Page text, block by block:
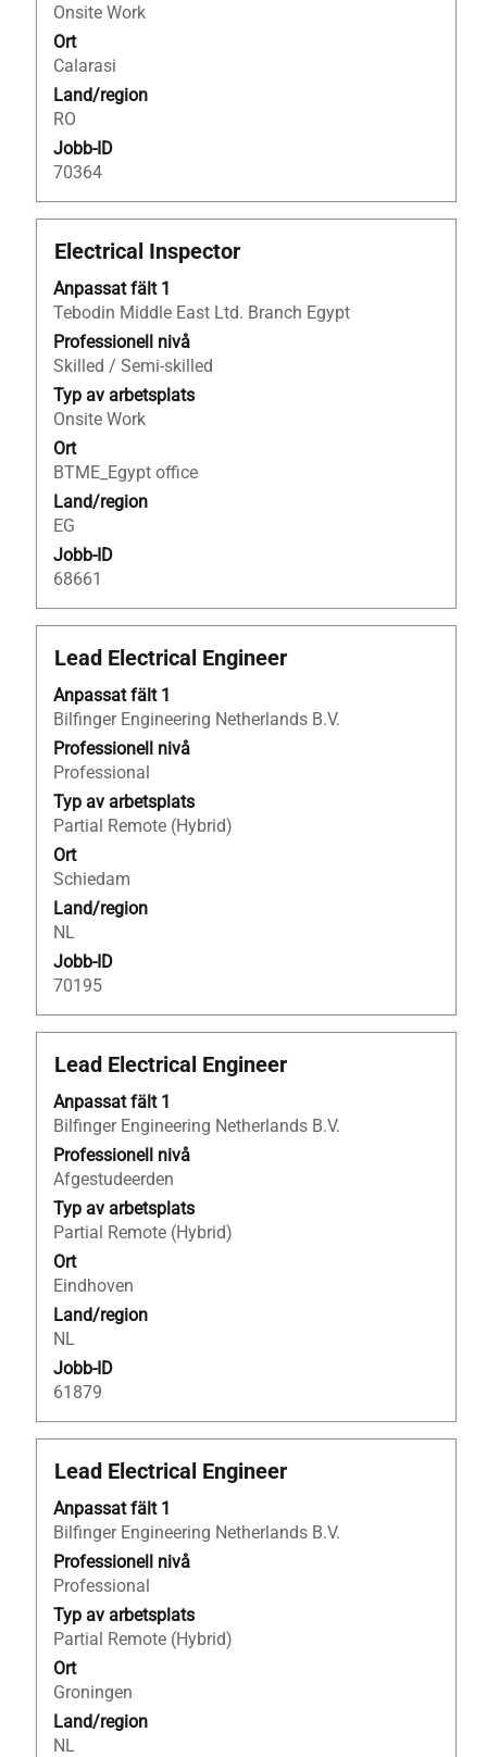
Onsite Work
Ort
Calarasi
Land/region
RO
Jobb-ID
70364
jobbeskrivningen.
Titel
Electrical Inspector
Anpassat fält 1
Tebodin Middle East Ltd. Branch Egypt
Professionell nivå
Skilled / Semi-skilled
Typ av arbetsplats
Onsite Work
Ort
BTME_Egypt office
Land/region
EG
Jobb-ID
68661
Klicka
blankstegstangenten
för
att
visa
allt
innehåll
i
jobbeskrivningen.
Titel
Lead Electrical Engineer
Anpassat fält 1
Bilfinger Engineering Netherlands B.V.
Professionell nivå
Professional
Typ av arbetsplats
Partial Remote (Hybrid)
Ort
Schiedam
Land/region
NL
Jobb-ID
70195
Klicka
blankstegstangenten
för
att
visa
allt
innehåll
i
jobbeskrivningen.
Titel
Lead Electrical Engineer
Anpassat fält 1
Bilfinger Engineering Netherlands B.V.
Professionell nivå
Afgestudeerden
Typ av arbetsplats
Partial Remote (Hybrid)
Ort
Eindhoven
Land/region
NL
Jobb-ID
61879
Klicka
blankstegstangenten
för
att
visa
allt
innehåll
i
jobbeskrivningen.
Titel
Lead Electrical Engineer
Anpassat fält 1
Bilfinger Engineering Netherlands B.V.
Professionell nivå
Professional
Typ av arbetsplats
Partial Remote (Hybrid)
Ort
Groningen
Land/region
NL
Klicka
blankstegstangenten
för
att
visa
allt
innehåll
i
jobbeskrivningen.